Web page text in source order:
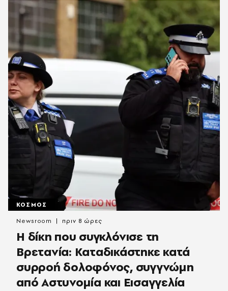
ΚΟΣΜΟΣ
H δίκη που συγκλόνισε τη
Βρετανία: Καταδικάστηκε κατά
συρροή δολοφόνος, συγγνώμη
από Αστυνομία και Εισαγγελία
Newsroom πριν 8 ώρες